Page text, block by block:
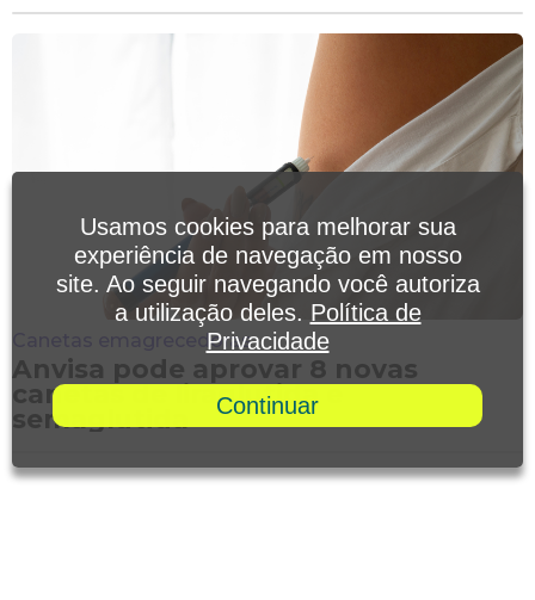
Canetas emagrecedoras
Anvisa pode aprovar 8 novas
canetas de liraglutida e
semaglutida
Usamos cookies para melhorar sua
experiência de navegação em nosso
site. Ao seguir navegando você autoriza
a utilização deles. Política de
Privacidade
Continuar